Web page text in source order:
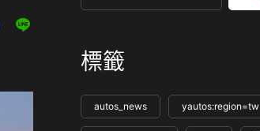
標籤
autos_news yautos:region=tw